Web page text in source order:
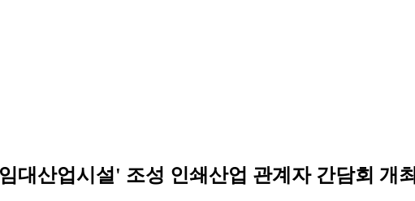
대산업시설' 조성 인쇄산업 관계자 간담회 개최